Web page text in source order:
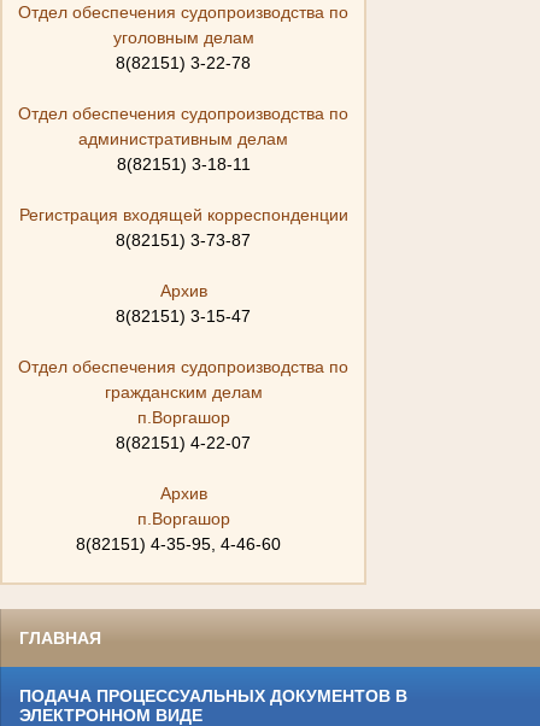
Отдел обеспечения судопроизводства по
уголовным делам
8(82151) 3-22-78
Отдел обеспечения судопроизводства по
административным делам
8(82151) 3-18-11
Регистрация входящей корреспонденции
8(82151) 3-73-87
Архив
8(82151) 3-15-47
Отдел обеспечения судопроизводства по
гражданским делам
п.Воргашор
8(82151) 4-22-07
Архив
п.Воргашор
8(82151) 4-35-95, 4-46-60
ГЛАВНАЯ
ПОДАЧА ПРОЦЕССУАЛЬНЫХ ДОКУМЕНТОВ В
ЭЛЕКТРОННОМ ВИДЕ